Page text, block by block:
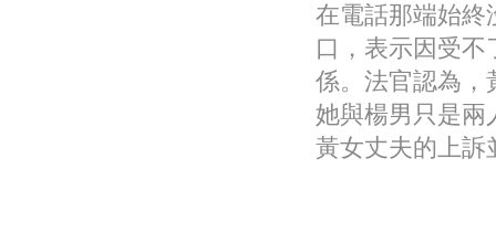
在電話那端始終
口，表示因受
係。法官認為，
她與楊男只是兩
黃女丈夫的上訴